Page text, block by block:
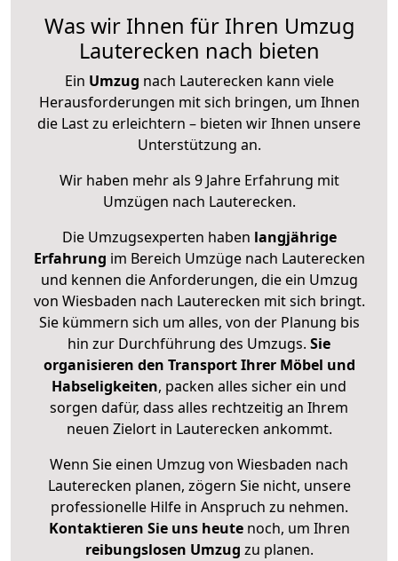
Was wir Ihnen für Ihren Umzug
Lauterecken nach bieten
Ein Umzug nach Lauterecken kann viele
Herausforderungen mit sich bringen, um Ihnen
die Last zu erleichtern – bieten wir Ihnen unsere
Unterstützung an.
Wir haben mehr als 9 Jahre Erfahrung mit
Umzügen nach Lauterecken.
Die Umzugsexperten haben langjährige
Erfahrung im Bereich Umzüge nach Lauterecken
und kennen die Anforderungen, die ein Umzug
von Wiesbaden nach Lauterecken mit sich bringt.
Sie kümmern sich um alles, von der Planung bis
hin zur Durchführung des Umzugs. Sie
organisieren den Transport Ihrer Möbel und
Habseligkeiten, packen alles sicher ein und
sorgen dafür, dass alles rechtzeitig an Ihrem
neuen Zielort in Lauterecken ankommt.
Wenn Sie einen Umzug von Wiesbaden nach
Lauterecken planen, zögern Sie nicht, unsere
professionelle Hilfe in Anspruch zu nehmen.
Kontaktieren Sie uns heutenoch, um Ihren
reibungslosen Umzug zu planen.